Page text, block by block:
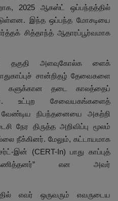
2025 ஆகஸ்ட் ஒப்பந்தத்தில்
இந்த ஒப்பந்த மோசடியை
சித்தாந்த் ஆதாரப்பூர்வமாக
தகுதி அளவுகோல்க ளைக்
சான்றிதழ் தேவைகளை
களுக்கான தடை காலத்தைப்
உட்புற சேவையகங்களைத்
வேண்டிய நிபந்தனையை அகற்றி
நேர திருத்த அறிவிப்பு மூலம்
நீக்கினர். மேலும், கட்டாயமாக
இன் (CERT-In) பாது காப்புத்
என அவர்
எவர் ஒருவரும் எவருடைய